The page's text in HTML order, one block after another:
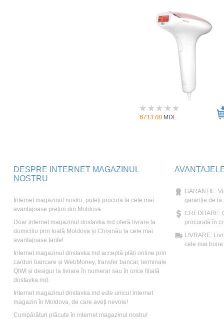
6713.00 MDL
DESPRE INTERNET MAGAZINUL
NOSTRU
Internet magazinul nostru, puteți procura la cele mai
avantajoase prețuri din Moldova.
Doar internet magazinul dostavka.md oferă livrare la
domiciliu prin toată Moldova și Chișinău la cele mai
avantajoase tarife!
Internet magazinul dostavka.md acceptă plăți online prin
carduri bancare și WebMoney, transfer bancar, terminale
QIWI și desigur la livrare în numerar sau în orice filială
dostavka.md.
Internet magazinul dostavka.md este unicul internet
magazin în Moldova, de care aveți nevoie!
Cumpărături plăcute în internet magazinul nostru!
GARANȚIE:
garanție de la
CREDITARE:
procurată în
LIVRARE:
cele mai bune